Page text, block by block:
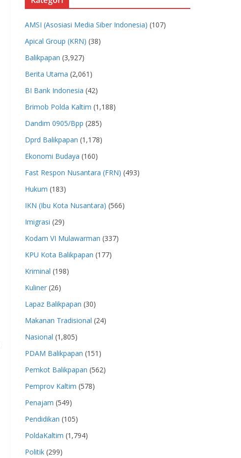
AMSI (Asosiasi Media Siber Indonesia) (107)
Apical Group (KRN) (38)
Balikpapan (3,927)
Berita Utama (2,061)
BI Bank Indonesia (42)
Brimob Polda Kaltim (1,188)
Dandim 0905/Bpp (285)
Dprd Balikpapan (1,178)
Ekonomi Budaya (160)
Fast Respon Nusantara (FRN) (493)
Hukum (183)
IKN (Ibu Kota Nusantara) (566)
Imigrasi (29)
Kodam VI Mulawarman (337)
KPU Kota Balikpapan (177)
Kriminal (198)
Kuliner (26)
Lapaz Balikpapan (30)
Makanan Tradisional (24)
Nasional (1,805)
PDAM Balikpapan (151)
Pemkot Balikpapan (562)
Pemprov Kaltim (578)
Penajam (549)
Pendidikan (105)
PoldaKaltim (1,794)
Politik (299)